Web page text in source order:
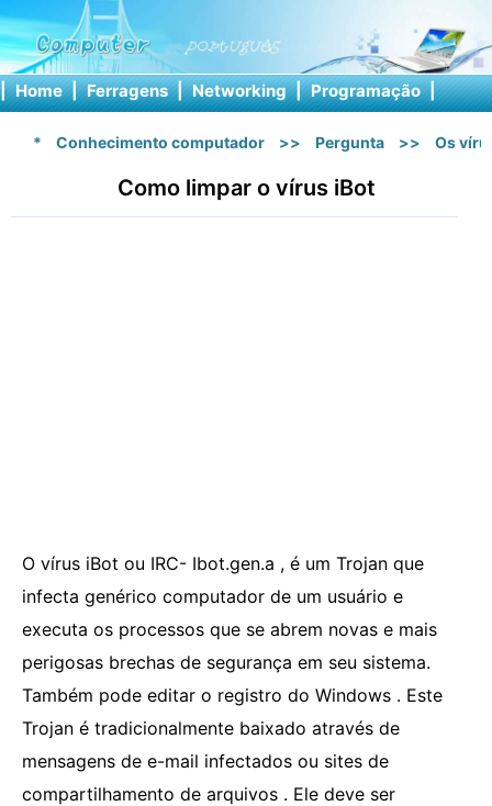
| Home | Ferragens | Networking | Programação |
* Conhecimento computador >> Pergunta >> Os
Como limpar o vírus iBot
O vírus iBot ou IRC- Ibot.gen.a , é um Trojan que
infecta genérico computador de um usuário e
executa os processos que se abrem novas e mais
perigosas brechas de segurança em seu sistema.
Também pode editar o registro do Windows . Este
Trojan é tradicionalmente baixado através de
mensagens de e-mail infectados ou sites de
compartilhamento de arquivos . Ele deve ser